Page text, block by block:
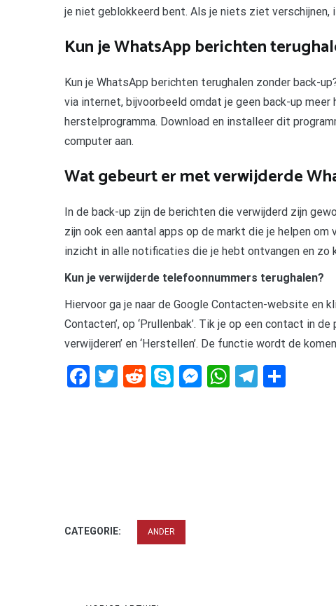
je niet geblokkeerd bent. Als je niets ziet
Kun je WhatsApp berichten
Kun je WhatsApp berichten terughalen zonder back-
via internet, bijvoorbeeld omdat je geen back-up
herstelprogramma. Download en installeer dit
computer aan.
Wat gebeurt er met verwijderde
In de back-up zijn de berichten die verwijderd zijn
zijn ook een aantal apps op de markt die je helpen
inzicht in alle notificaties die je hebt ontvangen en zo
Kun je verwijderde telefoonnummers terughalen?
Hiervoor ga je naar de Google Contacten-website en
Contacten’, op ‘Prullenbak’. Tik je op een contact in
verwijderen’ en ‘Herstellen’. De functie wordt de
Facebook
Twitter
RedditSkypeMessenger
WhatsApp
Telegram
CATEGORIE: ANDER